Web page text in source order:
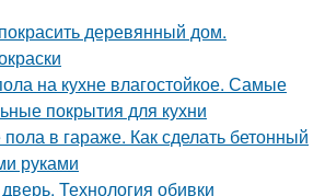
деревянный дом.
на кухне влагостойкое. Самые
покрытия для кухни
в гараже. Как сделать бетонный
руками
Технология обивки